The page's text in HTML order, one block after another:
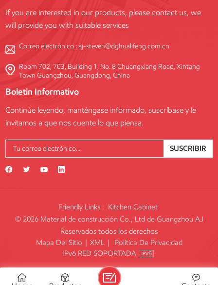
If you are interested in our products, please contact us, we
will provide you with suitable services
Correo electrónico :aj-steven@dghualifeng.com.cn
Room 702, 703, Building 1, No. 8 Chuangxiang Road, Xintang
Town Guangzhou, Guangdong, China
Boletin Informativo
Continúe leyendo, manténgase informado, suscríbase y le
invitamos a que nos cuente lo que piensa.
SUSCRIBIR
Friendly Links : Kitchen Cabinet
© 2026 Material de construcción Co., Ltd de Guangzhou AJ
Reservados todos los derechos
Mapa Del Sitio | XML |
Política De Privacidad
IPv6 RED SOPORTADA